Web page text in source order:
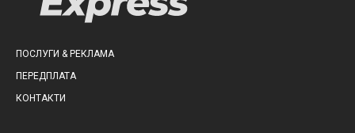
ПОСЛУГИ & РЕКЛАМА
ПЕРЕДПЛАТА
КОНТАКТИ